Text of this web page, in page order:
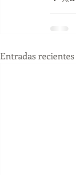
Entradas recientes